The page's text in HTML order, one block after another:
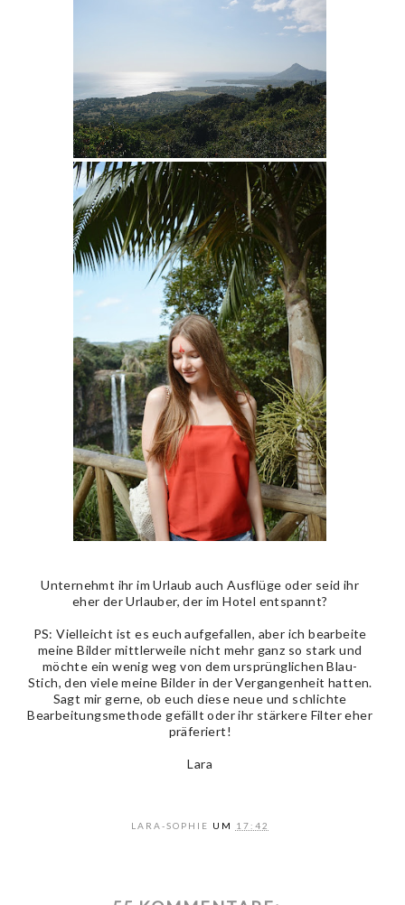
Unternehmt ihr im Urlaub auch Ausflüge oder seid ihr
eher der Urlauber, der im Hotel entspannt?
PS: Vielleicht ist es euch aufgefallen, aber ich bearbeite
meine Bilder mittlerweile nicht mehr ganz so stark und
möchte ein wenig weg von dem ursprünglichen Blau-
Stich, den viele meine Bilder in der Vergangenheit hatten.
Sagt mir gerne, ob euch diese neue und schlichte
Bearbeitungsmethode gefällt oder ihr stärkere Filter eher
präferiert!
Lara
LARA-SOPHIE UM 17:42